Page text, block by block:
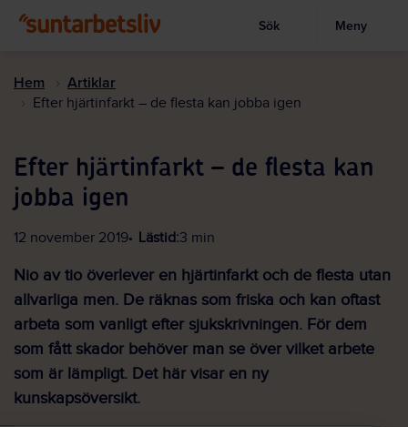
huvudinnehållet
Visa sökruta
Sök Meny
Hem Artiklar
Efter hjärtinfarkt – de flesta kan jobba igen
Efter hjärtinfarkt – de flesta kan
jobba igen
12 november 2019 Lästid:3 min
Nio av tio överlever en hjärtinfarkt och de flesta utan
allvarliga men. De räknas som friska och kan oftast
arbeta som vanligt efter sjukskrivningen. För dem
som fått skador behöver man se över vilket arbete
som är lämpligt. Det här visar en ny
kunskapsöversikt.